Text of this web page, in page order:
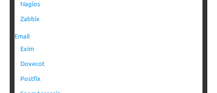
Nagios
Zabbix
Email
Exim
Dovecot
Postfix